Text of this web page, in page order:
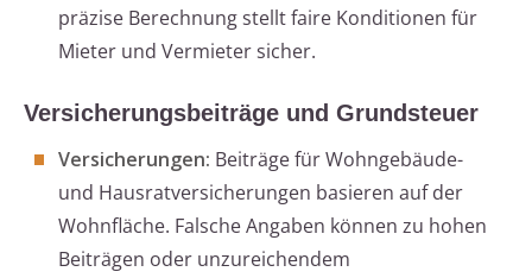
präzise Berechnung stellt faire Konditionen für
Mieter und Vermieter sicher.
Versicherungsbeiträge und Grundsteuer
Versicherungen: Beiträge für Wohngebäude-
und Hausratversicherungen basieren auf der
Wohnfläche. Falsche Angaben können zu hohen
Beiträgen oder unzureichendem